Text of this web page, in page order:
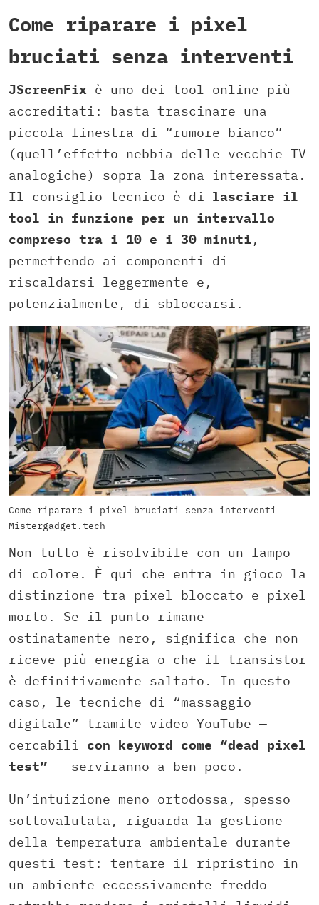
Come riparare i pixel
bruciati senza interventi
JScreenFix è uno dei tool online più
accreditati: basta trascinare una
piccola finestra di “rumore bianco”
(quell’effetto nebbia delle vecchie TV
analogiche) sopra la zona interessata.
Il consiglio tecnico è di lasciare il
tool in funzione per un intervallo
compreso tra i 10 e i 30 minuti ,
permettendo ai componenti di
riscaldarsi leggermente e,
potenzialmente, di sbloccarsi.
Come riparare i pixel bruciati senza interventi-
Mistergadget.tech
Non tutto è risolvibile con un lampo
di colore. È qui che entra in gioco la
distinzione tra pixel bloccato e pixel
morto. Se il punto rimane
ostinatamente nero, significa che non
riceve più energia o che il transistor
è definitivamente saltato. In questo
caso, le tecniche di “massaggio
digitale” tramite video YouTube —
cercabili con keyword come “dead pixel
test” — serviranno a ben poco.
Un’intuizione meno ortodossa, spesso
sottovalutata, riguarda la gestione
della temperatura ambientale durante
questi test: tentare il ripristino in
un ambiente eccessivamente freddo